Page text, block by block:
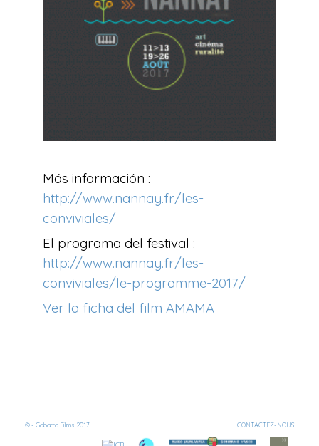
Más información :
http://www.nannay.fr/les-
conviviales/
El programa del festival :
http://www.nannay.fr/les-
conviviales/le-programme-2017/
Ver la ficha del film AMAMA
© - Gabarra Films 2017 CONTACTEZ-NOUS